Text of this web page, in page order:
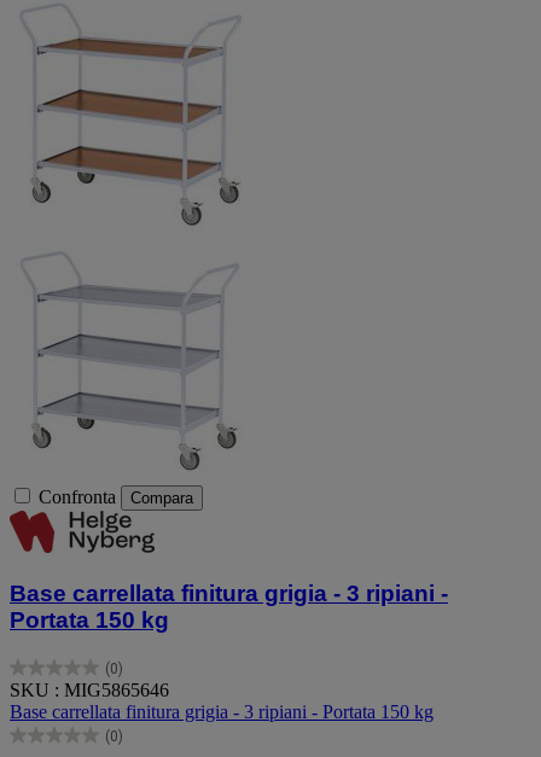
Confronta Compara
Base carrellata finitura grigia - 3 ripiani -
Portata 150 kg
(0)
0.0
su
5
stelle.
SKU : MIG5865646
Base carrellata finitura grigia - 3 ripiani - Portata 150 kg
(0)
0.0